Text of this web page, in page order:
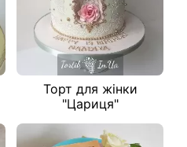
Торт для жінки
"Цариця"